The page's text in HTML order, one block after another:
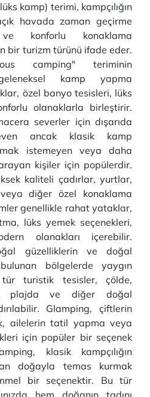
kamp) terimi, kampçılığın
havada zaman geçirme
konforlu konaklama
bir turizm türünü ifade eder.
camping" teriminin
kamp yapma
özel banyo tesisleri, lüks
olanaklarla birleştirir.
severler için dışarıda
ancak klasik kamp
istemeyen veya daha
kişiler için popülerdir.
kaliteli çadırlar, yurtlar,
diğer özel konaklama
genellikle rahat yataklar,
lüks yemek seçenekleri,
olanakları içerebilir.
güzelliklerin ve doğal
bölgelerde yaygın
turistik tesisler, çölde,
plajda ve diğer doğal
Glamping, çiftlerin
ailelerin tatil yapma veya
için popüler bir seçenek
klasik kampçılığın
doğayla temas kurmak
bir seçenektir. Bu tür
hem doğanın tadını